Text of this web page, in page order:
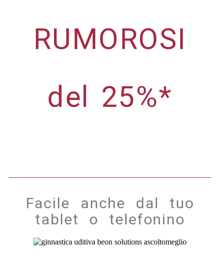
RUMOROSI
del 25%*
Facile anche dal tuo
tablet o telefonino